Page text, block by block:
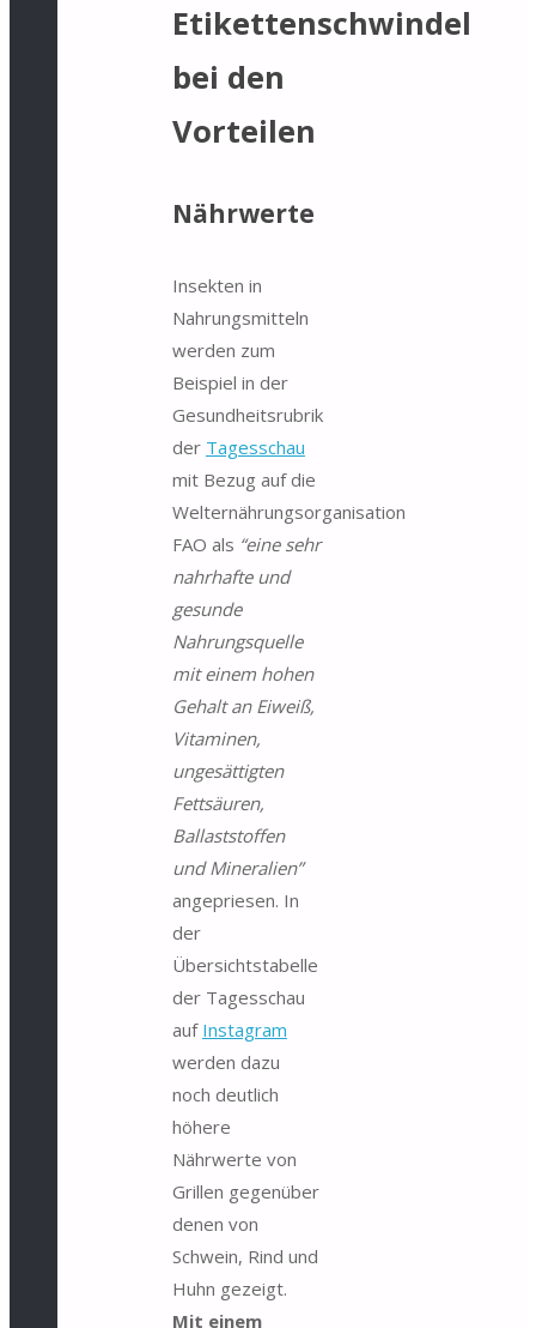
Etikettenschwindel
bei den
Vorteilen
Nährwerte
Insekten in
Nahrungsmitteln
werden zum
Beispiel in der
Gesundheitsrubrik
der Tagesschau
mit Bezug auf die
Welternährungsorganisation
FAO als “eine sehr
nahrhafte und
gesunde
Nahrungsquelle
mit einem hohen
Gehalt an Eiweiß,
Vitaminen,
ungesättigten
Fettsäuren,
Ballaststoffen
und Mineralien”
angepriesen. In
der
Übersichtstabelle
der Tagesschau
auf Instagram
werden dazu
noch deutlich
höhere
Nährwerte von
Grillen gegenüber
denen von
Schwein, Rind und
Huhn gezeigt.
Mit einem